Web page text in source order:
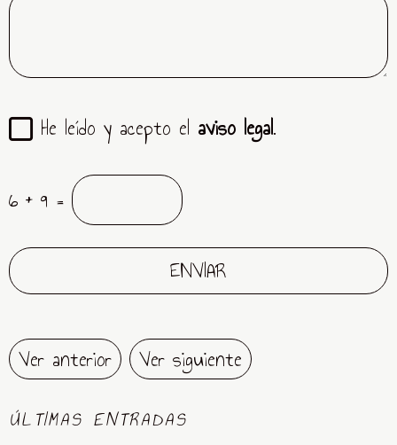
He leído y acepto el aviso legal.
6 + 9 =
Ver anterior Ver siguiente
ÚLTIMAS ENTRADAS